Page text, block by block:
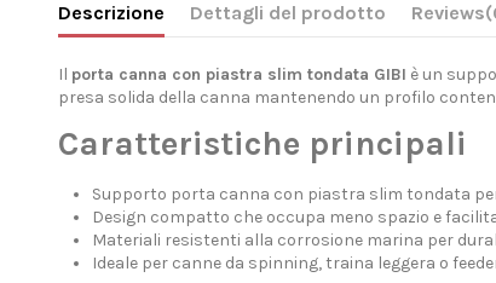
Descrizione Dettagli del prodotto Reviews
Il porta canna con piastra slim tondata GIBI è un
presa solida della canna mantenendo un profilo
Caratteristiche principali
Supporto porta canna con piastra slim tondata
Design compatto che occupa meno spazio e
Materiali resistenti alla corrosione marina per
Ideale per canne da spinning, traina leggera o